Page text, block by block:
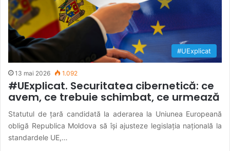
#UExplicat
13 mai 2026 1.092
#UExplicat. Securitatea cibernetică: ce
avem, ce trebuie schimbat, ce urmează
Statutul de țară candidată la aderarea la Uniunea Europeană
obligă Republica Moldova să își ajusteze legislația națională la
standardele UE,…